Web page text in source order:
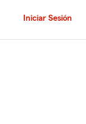
Iniciar Sesión